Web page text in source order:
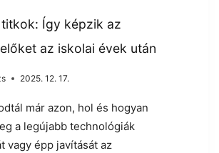
titkok: Így képzik az
az iskolai évek után
2025. 12. 17.
már azon, hol és hogyan
a legújabb technológiák
vagy épp javítását az